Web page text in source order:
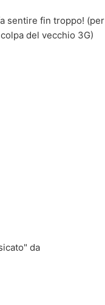
sentire fin troppo! (per
del vecchio 3G)
da